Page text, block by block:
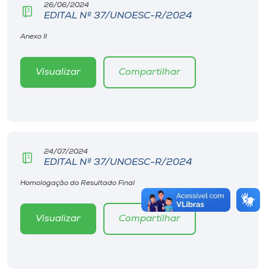
26/06/2024
EDITAL Nº 37/UNOESC-R/2024
Anexo II
Visualizar Compartilhar
24/07/2024
EDITAL Nº 37/UNOESC-R/2024
Homologação do Resultado Final
Visualizar Compartilhar